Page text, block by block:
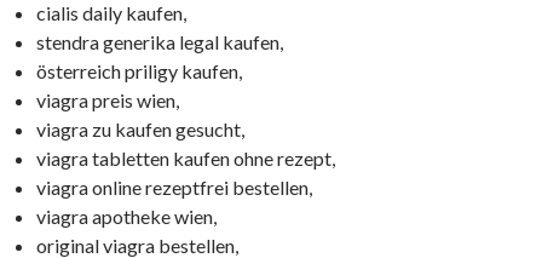
cialis daily kaufen,
stendra generika legal kaufen,
österreich priligy kaufen,
viagra preis wien,
viagra zu kaufen gesucht,
viagra tabletten kaufen ohne rezept,
viagra online rezeptfrei bestellen,
viagra apotheke wien,
original viagra bestellen,